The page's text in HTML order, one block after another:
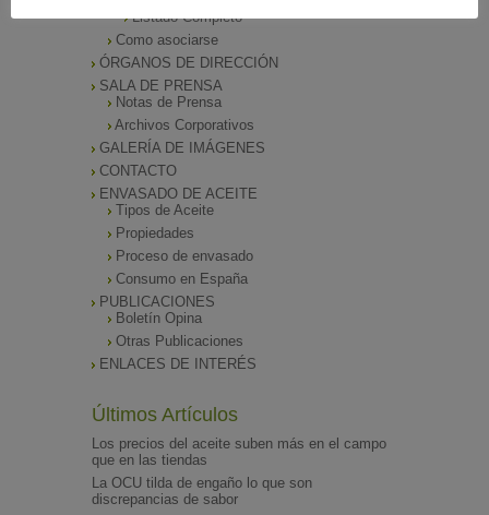
Listado Completo
Como asociarse
ÓRGANOS DE DIRECCIÓN
SALA DE PRENSA
Notas de Prensa
Archivos Corporativos
GALERÍA DE IMÁGENES
CONTACTO
ENVASADO DE ACEITE
Tipos de Aceite
Propiedades
Proceso de envasado
Consumo en España
PUBLICACIONES
Boletín Opina
Otras Publicaciones
ENLACES DE INTERÉS
Últimos Artículos
Los precios del aceite suben más en el campo
que en las tiendas
La OCU tilda de engaño lo que son
discrepancias de sabor